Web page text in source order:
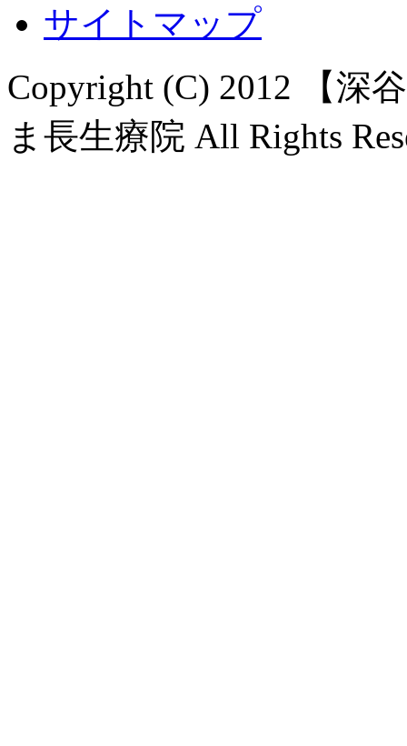
サイトマップ
Copyright (C) 2012 【深
ま長生療院 All Rights